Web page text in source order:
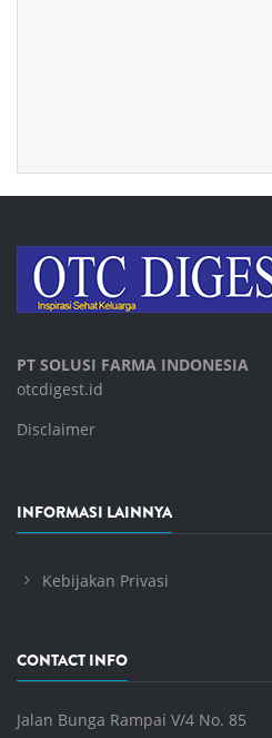
PT SOLUSI FARMA INDONESIA
otcdigest.id
Disclaimer
INFORMASI LAINNYA
Kebijakan Privasi
CONTACT INFO
Jalan Bunga Rampai V/4 No. 85